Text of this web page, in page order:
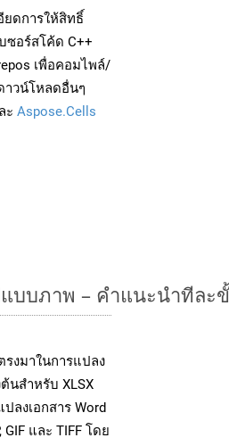
ยดการให้สิทธิ์
ซอร์สโค้ด C++
เพื่อคอมไพล์/
าวน์โหลดอื่นๆ
ะ Aspose.Cells
แบบภาพ – คำแนะนำทีล
รงมาในการแปลง
นสำหรับ XLSX
ลงเอกสาร Word
และ TIFF โดย